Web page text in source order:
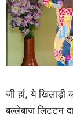
जी हां, ये खिलाड़ी
बल्लेबाज लिट्टन